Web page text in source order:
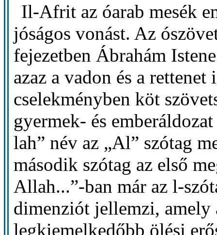
Il-Afrit az óarab mesék
jóságos vonást. Az
fejezetben Ábrahám
azaz a vadon és a
cselekményben köt
gyermek- és
lah” név az „Al” szótag
második szótag az első
Allah...”-ban már az l-
dimenziót jellemzi, amely
legkiemelkedőbb ölési